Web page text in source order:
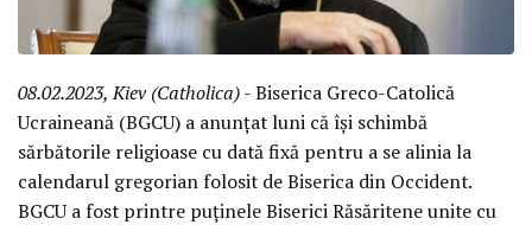
08.02.2023, Kiev (Catholica)- Biserica Greco-Catolică
Ucraineană (BGCU) a anunțat luni că își schimbă
sărbătorile religioase cu dată fixă pentru a se alinia la
calendarul gregorian folosit de Biserica din Occident.
BGCU a fost printre puținele Biserici Răsăritene unite cu